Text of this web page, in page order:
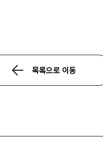
목록으로 이동